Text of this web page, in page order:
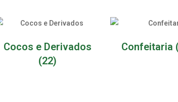
Cocos e Derivados
(22)
Confeitaria